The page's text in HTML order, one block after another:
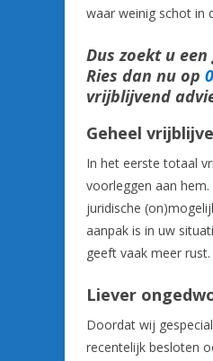
waar weinig schot in
Dus zoekt u
Ries dan nu op
vrijblijvend
Geheel
In het eerste totaal
voorleggen aan
juridische
aanpak is in uw
geeft vaak meer
Liever
Doordat wij
recentelijk besloten